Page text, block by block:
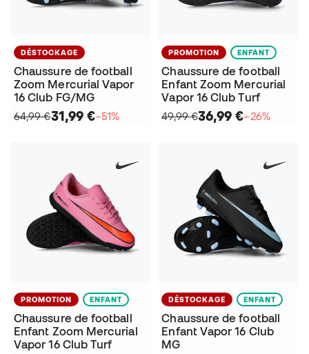
DÉSTOCKAGE
Chaussure de football
Zoom Mercurial Vapor
16 Club FG/MG
64,99 €31,99 €−51%
PROMOTION ENFANT
Chaussure de football
Enfant Zoom Mercurial
Vapor 16 Club Turf
49,99 €36,99 €−26%
PROMOTION ENFANT
Chaussure de football
Enfant Zoom Mercurial
Vapor 16 Club Turf
DÉSTOCKAGE ENFANT
Chaussure de football
Enfant Vapor 16 Club
MG